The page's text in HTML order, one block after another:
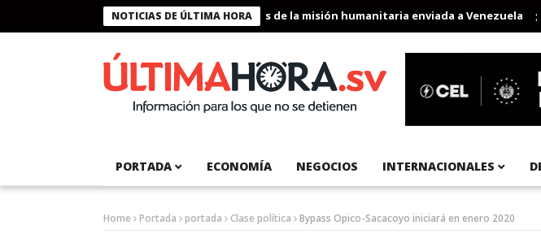
NOTICIAS DE ÚLTIMA HORA
Presidente Bukele condecora a miembros de la misión humanitaria enviada a Venezuela
PORTADA ECONOMÍA NEGOCIOS INTERNACIONALES
Home Portada portada Clase política Bypass Opico-Sacacoyo iniciará en enero 2020